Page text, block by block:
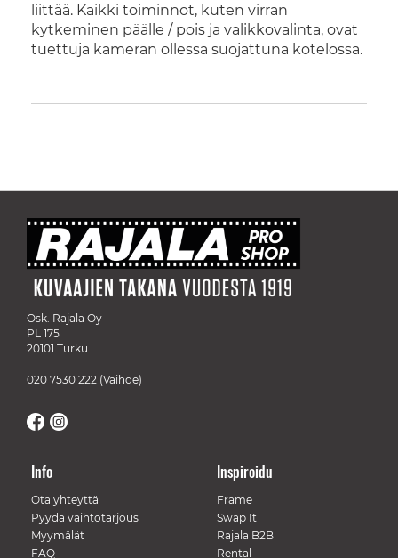
liittää. Kaikki toiminnot, kuten virran
kytkeminen päälle / pois ja valikkovalinta, ovat
tuettuja kameran ollessa suojattuna kotelossa.
Osk. Rajala Oy
PL 175
20101 Turku
020 7530 222 (Vaihde)
Info
Ota yhteyttä
Pyydä vaihtotarjous
Myymälät
FAQ
Inspiroidu
Frame
Swap It
Rajala B2B
Rental